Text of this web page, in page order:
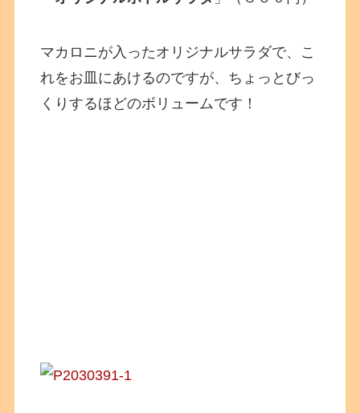
マカロニが入ったオリジナルサラダで、こ
れをお皿にあけるのですが、ちょっとびっ
くりするほどのボリュームです！